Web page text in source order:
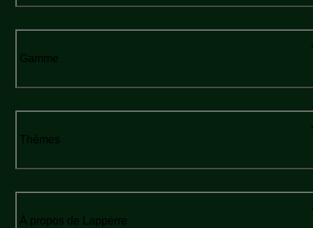
Gamme
Thèmes
À propos de Lapperre